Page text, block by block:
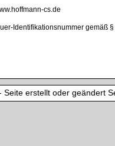
cs.de
Identifikationsnummer gemäß
Seite erstellt oder geändert